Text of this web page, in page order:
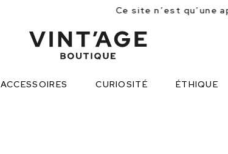
Ce site n’est qu’une approche partielle
ACCESSOIRES CURIOSITÉ ÉTHIQUE